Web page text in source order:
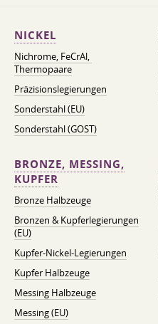
NICKEL
Nichrome, FeСrAl, ​​
Thermopaare
Präzisionslegierungen
Sonderstahl (EU)
Sonderstahl (GOST)
BRONZE, MESSING,
KUPFER
Bronze Halbzeuge
Bronzen & Kupferlegierungen
(EU)
Kupfer-Nickel-Legierungen
Kupfer Halbzeuge
Messing Halbzeuge
Messing (EU)